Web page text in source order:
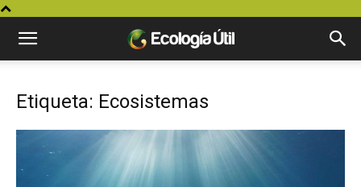
Etiqueta: Ecosistemas